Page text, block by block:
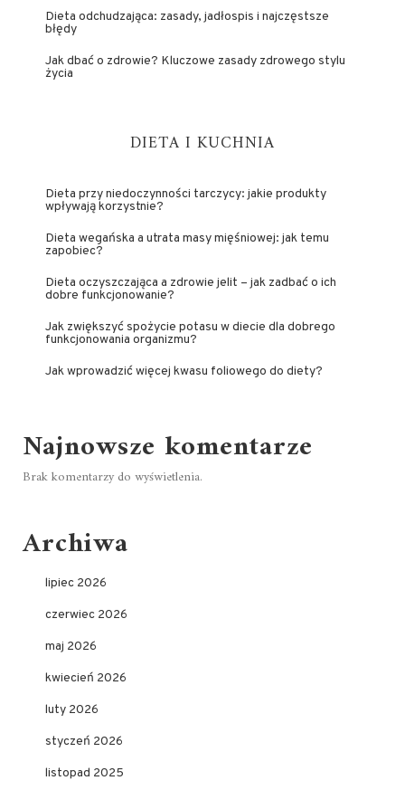
Dieta odchudzająca: zasady, jadłospis i najczęstsze
błędy
Jak dbać o zdrowie? Kluczowe zasady zdrowego stylu
życia
DIETA I KUCHNIA
Dieta przy niedoczynności tarczycy: jakie produkty
wpływają korzystnie?
Dieta wegańska a utrata masy mięśniowej: jak temu
zapobiec?
Dieta oczyszczająca a zdrowie jelit – jak zadbać o ich
dobre funkcjonowanie?
Jak zwiększyć spożycie potasu w diecie dla dobrego
funkcjonowania organizmu?
Jak wprowadzić więcej kwasu foliowego do diety?
Najnowsze komentarze
Brak komentarzy do wyświetlenia.
Archiwa
lipiec 2026
czerwiec 2026
maj 2026
kwiecień 2026
luty 2026
styczeń 2026
listopad 2025